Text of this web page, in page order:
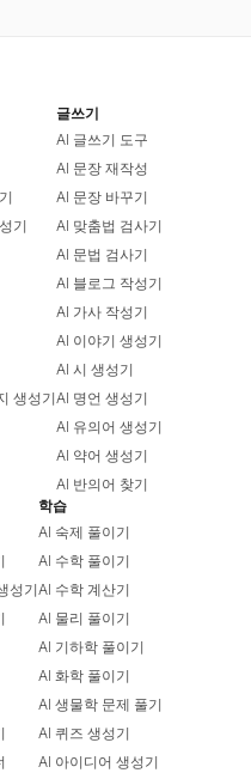
기
생성기
글쓰기
AI 글쓰기 도구
AI 문장 재작성
AI 문장 바꾸기
AI 맞춤법 검사기
AI 문법 검사기
AI 블로그 작성기
AI 가사 작성기
AI 이야기 생성기
AI 시 생성기
AI 명언 생성기
AI 유의어 생성기
AI 약어 생성기
AI 반의어 찾기
성기
학습
AI 숙제 풀이기
AI 수학 풀이기
AI 수학 계산기
AI 물리 풀이기
AI 기하학 풀이기
AI 화학 풀이기
AI 생물학 문제 풀기
AI 퀴즈 생성기
AI 아이디어 생성기